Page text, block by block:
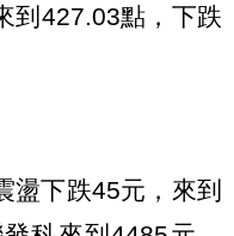
到427.03點，下跌
盪下跌45元，來到